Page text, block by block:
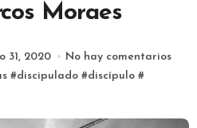
Moraes
31, 2020
No hay comentarios
#discipulado #discípulo #